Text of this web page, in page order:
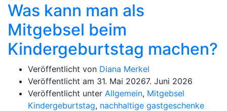
Was kann man als
Mitgebsel beim
Kindergeburtstag machen?
Veröffentlicht von Diana Merkel
Veröffentlicht am 31. Mai 20267. Juni 2026
Veröffentlicht unter Allgemein, Mitgebsel
Kindergeburtstag, nachhaltige gastgeschenke